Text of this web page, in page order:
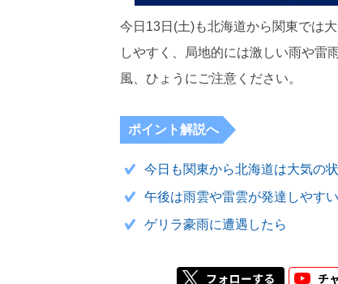
今日13日(土)も北海道から関東では
しやすく、局地的には激しい雨や雷
風、ひょうにご注意ください。
ポイント解説へ
今日も関東から北海道は大気の
午後は雨雲や雷雲が発達しやすい
ゲリラ豪雨に遭遇したら